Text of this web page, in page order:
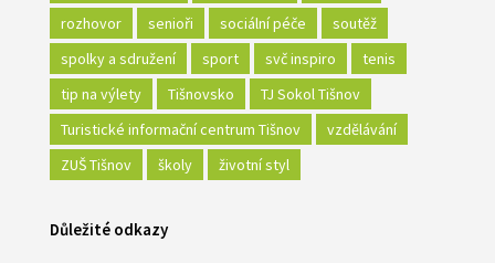
rozhovor
senioři sociální péče
soutěž
spolky a sdružení
sport svč inspiro
tenis
tip na výlety
Tišnovsko
TJ Sokol Tišnov
Turistické informační centrum Tišnov
vzdělávání
ZUŠ Tišnov
školy životní styl
Důležité odkazy